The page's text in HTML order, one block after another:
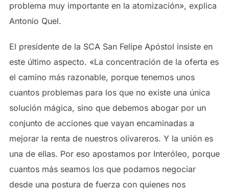
problema muy importante en la atomización», explica
Antonio Quel.
El presidente de la SCA San Felipe Apóstol insiste en
este último aspecto. «La concentración de la oferta es
el camino más razonable, porque tenemos unos
cuantos problemas para los que no existe una única
solución mágica, sino que debemos abogar por un
conjunto de acciones que vayan encaminadas a
mejorar la renta de nuestros olivareros. Y la unión es
una de ellas. Por eso apostamos por Interóleo, porque
cuantos más seamos los que podamos negociar
desde una postura de fuerza con quienes nos